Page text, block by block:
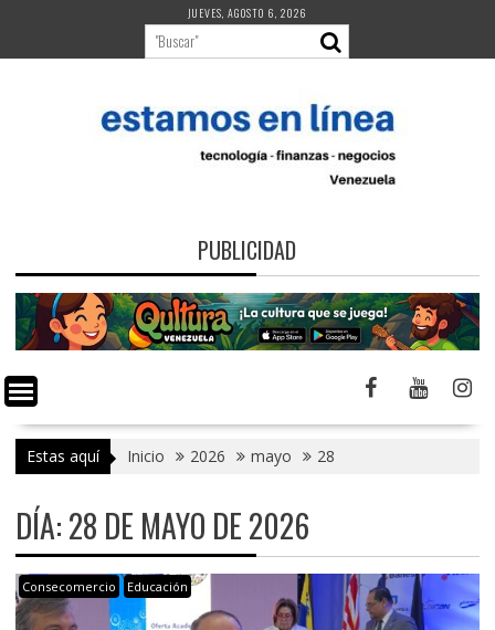
contenido
JUEVES, AGOSTO 6, 2026
PUBLICIDAD
Estas aquí Inicio 2026 mayo 28
DÍA:28 DE MAYO DE 2026
Consecomercio Educación